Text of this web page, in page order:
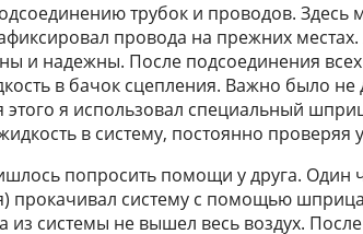
трубок и проводов. Здесь
провода на прежних местах.
и надежны. После подсоединения всех
в бачок сцепления. Важно было не
этого я использовал специальный
в систему, постоянно проверяя
попросить помощи у друга. Один
прокачивал систему с помощью
из системы не вышел весь воздух.